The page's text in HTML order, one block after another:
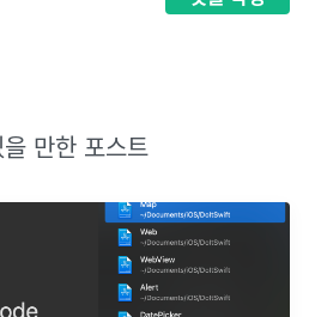
만한 포스트